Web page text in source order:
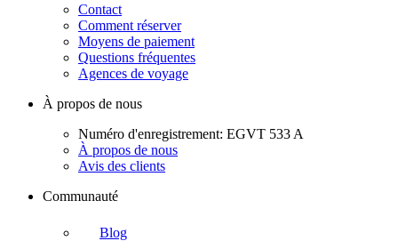
Contact
Comment réserver
Moyens de paiement
Questions fréquentes
Agences de voyage
À propos de nous
Numéro d'enregistrement: EGVT 533 A
À propos de nous
Avis des clients
Communauté
Blog